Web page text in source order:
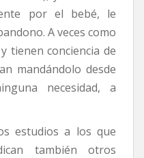
por el bebé, le
A veces como
tienen conciencia de
mandándolo desde
necesidad, a
estudios a los que
también otros